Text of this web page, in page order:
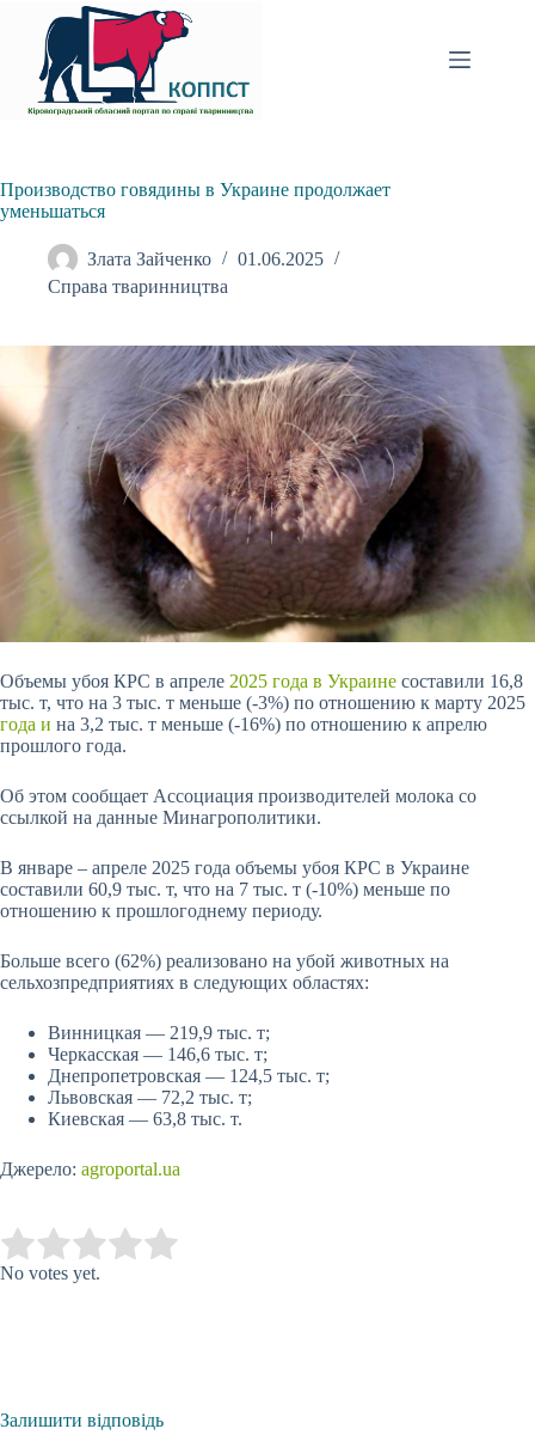
вмісту
Производство говядины в Украине продолжает
уменьшаться
Злата Зайченко
01.06.2025
Справа тваринництва
Объемы убоя КРС в апреле 2025 года в Украине составили 16,8
тыс. т, что на 3 тыс. т меньше (-3%) по отношению к марту 2025
года и на 3,2 тыс. т меньше (-16%) по отношению к апрелю
прошлого года.
Об этом сообщает Ассоциация производителей молока со
ссылкой на данные Минагрополитики.
В январе – апреле 2025 года объемы убоя КРС в Украине
составили 60,9 тыс. т, что на 7 тыс. т (-10%) меньше по
отношению к прошлогоднему периоду.
Больше всего (62%) реализовано на убой животных на
сельхозпредприятиях в следующих областях:
Винницкая — 219,9 тыс. т;
Черкасская — 146,6 тыс. т;
Днепропетровская — 124,5 тыс. т;
Львовская — 72,2 тыс. т;
Киевская — 63,8 тыс. т.
Джерело: agroportal.ua
Rate this item:
No votes yet.
Залишити відповідь